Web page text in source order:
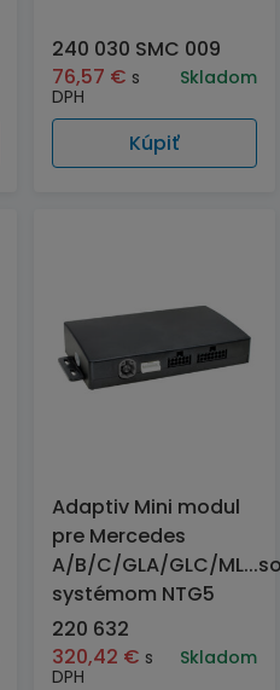
240 030 SMC 009
76,57 € s
DPH
Skladom
Kúpiť
Adaptiv Mini modul
pre Mercedes
A/B/C/GLA/GLC/ML...so
systémom NTG5
220 632
320,42 € s
DPH
Skladom